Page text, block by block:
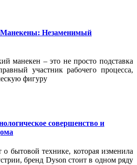
Незаменимый
манекен – это не просто подставка
участник рабочего процесса,
фигуру
совершенство и
о бытовой технике, которая изменила
бренд Dyson стоит в одном ряду